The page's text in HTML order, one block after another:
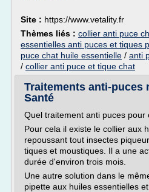
Site : https://www.vetality.fr
Thèmes liés : collier anti puce
essentielles anti puces et tiques
puce chat huile essentielle / anti
/ collier anti puce et tique chat
Traitements anti-puces
Santé
Quel traitement anti puces pour
Pour cela il existe le collier aux
repoussant tout insectes
tiques et moustiques. Il a une
durée d'environ trois mois.
Une autre solution dans le
pipette aux huiles essentielles